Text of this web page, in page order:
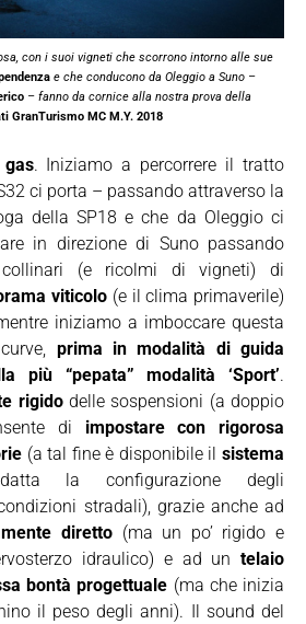
con i suoi vigneti che scorrono intorno alle sue
e che conducono da Oleggio a Suno –
– fanno da cornice alla nostra prova della
GranTurismo MC M.Y. 2018
. Iniziamo a percorrere il tratto
ci porta – passando attraverso la
della SP18 e che da Oleggio ci
in direzione di Suno passando
(e ricolmi di vigneti) di
viticolo (e il clima primaverile)
iniziamo a imboccare questa
prima in modalità di guida
più “pepata” modalità ‘Sport’.
rigidodelle sospensioni (a doppio
di impostare con rigorosa
(a tal fine è disponibile ilsistema
la configurazione degli
stradali), grazie anche ad
diretto(ma un po’ rigido e
idraulico) e ad un telaio
bontà progettuale (ma che inizia
il peso degli anni). Il sound del